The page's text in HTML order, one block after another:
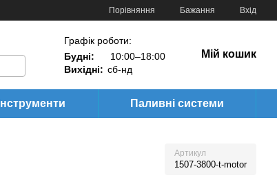
Порівняння Бажання Вхід
Графік роботи:
Будні:
10:00–18:00
Вихідні: сб-нд
Мій кошик
Інструменти Паливні системи
Артикул
1507-3800-t-motor